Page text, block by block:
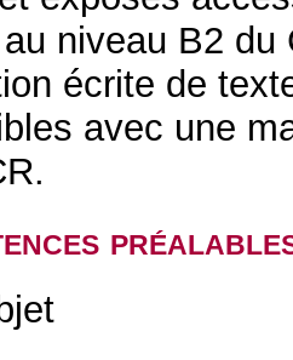
niveau B2 du
écrite de
avec une